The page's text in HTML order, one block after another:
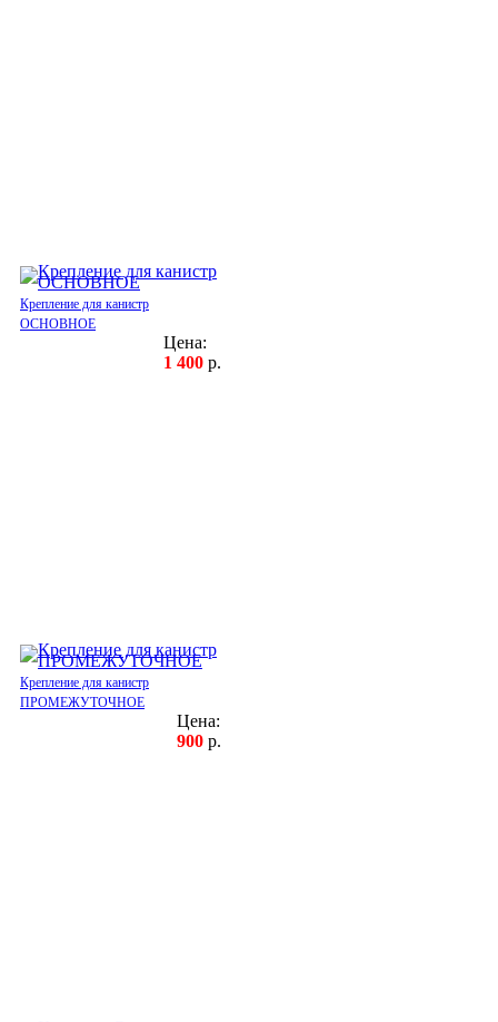
Крепление для канистр
ОСНОВНОЕ
Цена:
1 400р.
Крепление для канистр
ПРОМЕЖУТОЧНОЕ
Цена:
900р.